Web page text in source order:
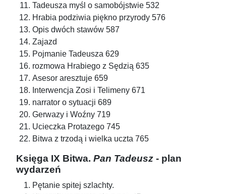
Tadeusza myśl o samobójstwie 532
Hrabia podziwia piękno przyrody 576
Opis dwóch stawów 587
Zajazd
Pojmanie Tadeusza 629
rozmowa Hrabiego z Sędzią 635
Asesor aresztuje 659
Interwencja Zosi i Telimeny 671
narrator o sytuacji 689
Gerwazy i Woźny 719
Ucieczka Protazego 745
Bitwa z trzodą i wielka uczta 765
Księga IX Bitwa. Pan Tadeusz - plan
wydarzeń
Pętanie spitej szlachty.